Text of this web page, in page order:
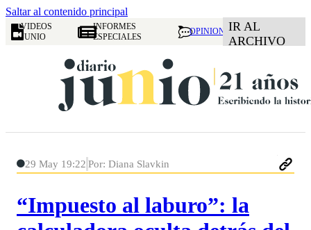
Saltar al contenido principal
VIDEOS
JUNIO
INFORMES
ESPECIALES
OPINION IR AL
ARCHIVO
29 May 19:22 Por: Diana Slavkin
“Impuesto al laburo”: la